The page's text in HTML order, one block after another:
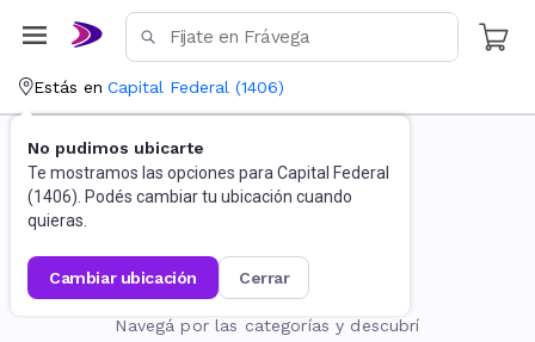
Estás en Capital Federal (1406)
No pudimos ubicarte
Te mostramos las opciones para Capital Federal
(1406). Podés cambiar tu ubicación cuando
quieras.
cambiar ubicación cerrar
La página no existe
Navegá por las categorías y descubrí